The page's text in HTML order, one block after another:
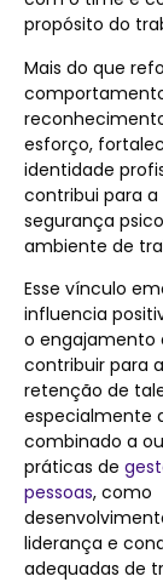
propósito do
Mais do que
esforço,
identidade
contribui para a
segurança
ambiente de
Esse vínculo
influencia
o engajamento
contribuir para a
retenção de
especialmente
combinado a
práticas de
pessoas, como
liderança e
adequadas de